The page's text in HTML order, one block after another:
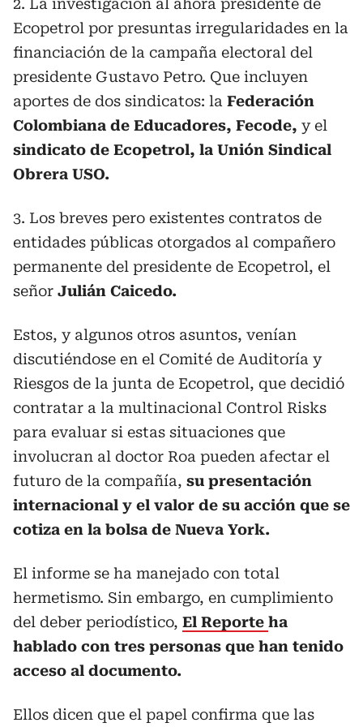
2. La investigación al ahora presidente de
Ecopetrol por presuntas irregularidades en la
financiación de la campaña electoral del
presidente Gustavo Petro. Que incluyen
aportes de dos sindicatos: la Federación
Colombiana de Educadores, Fecode, y el
sindicato de Ecopetrol, la Unión Sindical
Obrera USO.
3. Los breves pero existentes contratos de
entidades públicas otorgados al compañero
permanente del presidente de Ecopetrol, el
señor Julián Caicedo.
Estos, y algunos otros asuntos, venían
discutiéndose en el Comité de Auditoría y
Riesgos de la junta de Ecopetrol, que decidió
contratar a la multinacional Control Risks
para evaluar si estas situaciones que
involucran al doctor Roa pueden afectar el
futuro de la compañía, su presentación
internacional y el valor de su acción que se
cotiza en la bolsa de Nueva York.
El informe se ha manejado con total
hermetismo. Sin embargo, en cumplimiento
del deber periodístico, El Reporte ha
hablado con tres personas que han tenido
acceso al documento.
Ellos dicen que el papel confirma que las